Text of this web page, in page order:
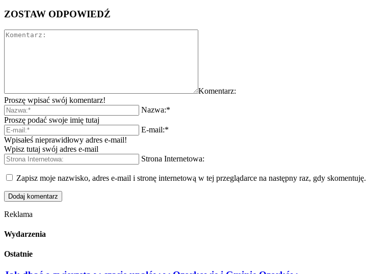
ZOSTAW ODPOWIEDŹ
Komentarz:
Proszę wpisać swój komentarz!
Nazwa:*
Proszę podać swoje imię tutaj
E-mail:*
Wpisałeś nieprawidłowy adres e-mail!
Wpisz tutaj swój adres e-mail
Strona Internetowa:
Zapisz moje nazwisko, adres e-mail i stronę internetową w tej przeglądarce na następny raz, gdy skomentuję.
Reklama
Wydarzenia
Ostatnie